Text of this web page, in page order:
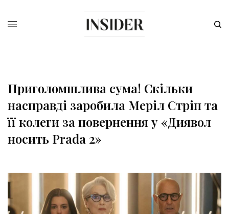
Приголомшлива сума! Скільки
насправді заробила Меріл Стріп та
її колеги за повернення у «Диявол
носить Prada 2»